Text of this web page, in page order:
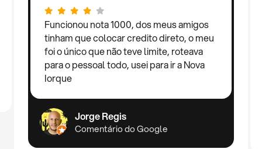
Funcionou nota 1000, dos meus amigos
tinham que colocar credito direto, o meu
foi o único que não teve limite, roteava
para o pessoal todo, usei para ir a Nova
Iorque
Jorge Regis
Comentário do Google